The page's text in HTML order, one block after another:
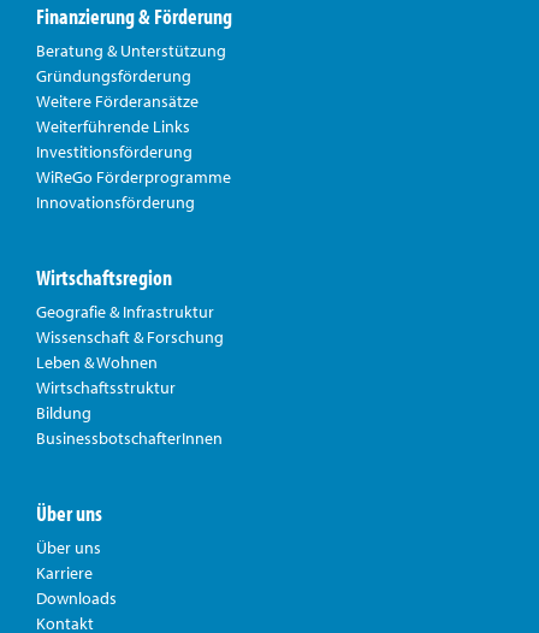
Finanzierung & Förderung
Beratung & Unterstützung
Gründungsförderung
Weitere Förderansätze
Weiterführende Links
Investitionsförderung
WiReGo Förderprogramme
Innovationsförderung
Wirtschaftsregion
Geografie & Infrastruktur
Wissenschaft & Forschung
Leben & Wohnen
Wirtschaftsstruktur
Bildung
BusinessbotschafterInnen
Über uns
Über uns
Karriere
Downloads
Kontakt